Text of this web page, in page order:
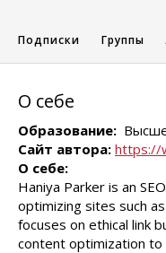
Подписки Группы
О себе
Образование:
Сайт автора: https://
О себе:
Haniya Parker is an
optimizing sites such
focuses on ethical link
content optimization to